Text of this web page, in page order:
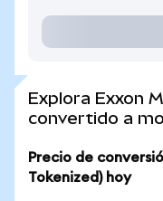
Explora Exxon
convertido a
Precio de
Tokenized) hoy